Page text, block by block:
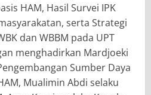
HAM, Hasil Survei IPK
serta Strategi
dan WBBM pada UPT
menghadirkan Mardjoeki
Sumber Daya
Mualimin Abdi selaku